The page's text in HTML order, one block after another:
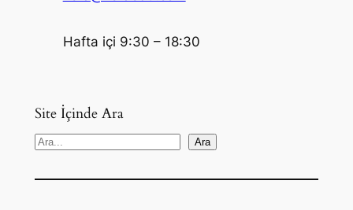
Hafta içi 9:30 – 18:30
Site İçinde Ara
S
a
Ara